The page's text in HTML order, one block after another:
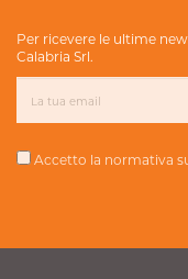
Per ricevere le ultime
Calabria Srl.
Accetto la normativa